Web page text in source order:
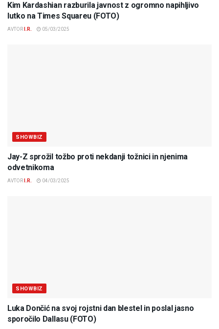
Kim Kardashian razburila javnost z ogromno napihljivo
lutko na Times Squareu (FOTO)
AVTOR I.R. 05/03/2025
SHOWBIZ
Jay-Z sprožil tožbo proti nekdanji tožnici in njenima
odvetnikoma
AVTOR I.R. 04/03/2025
SHOWBIZ
Luka Dončić na svoj rojstni dan blestel in poslal jasno
sporočilo Dallasu (FOTO)